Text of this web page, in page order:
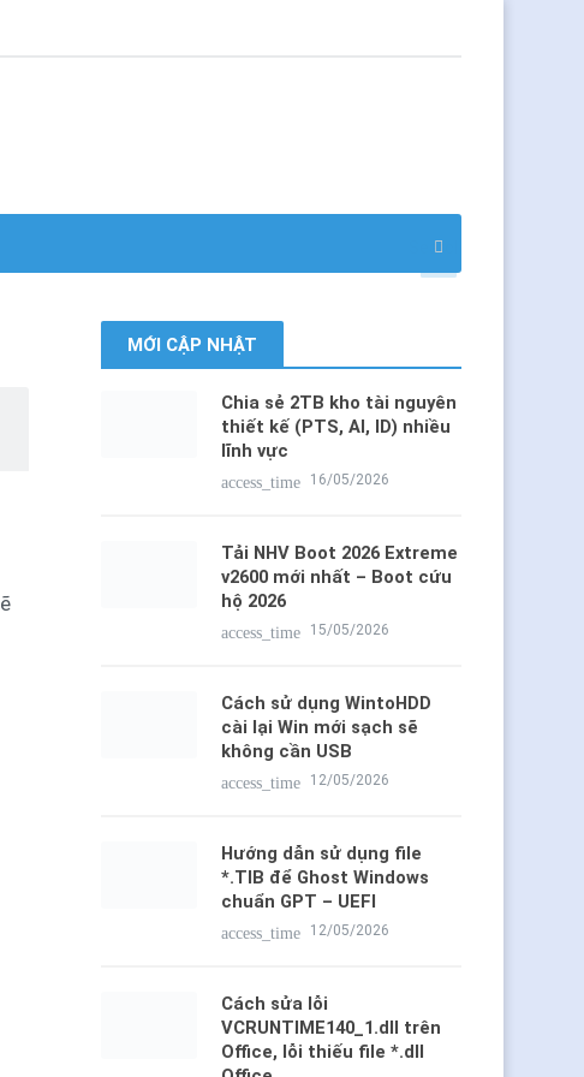
MỚI CẬP NHẬT
Chia sẻ 2TB kho tài nguyên
thiết kế (PTS, AI, ID) nhiều lĩnh
vực
access_time
Tải NHV Boot 2026 Extreme
v2600 mới nhất – Boot cứu hộ
2026
access_time
15/05/2026
Cách sử dụng WintoHDD cài
lại Win mới sạch sẽ không cần
USB
access_time
12/05/2026
Hướng dẫn sử dụng file *.TIB
để Ghost Windows chuẩn
GPT – UEFI
access_time
12/05/2026
Cách sửa lỗi
VCRUNTIME140_1.dll trên
Office, lỗi thiếu file *.dll Office